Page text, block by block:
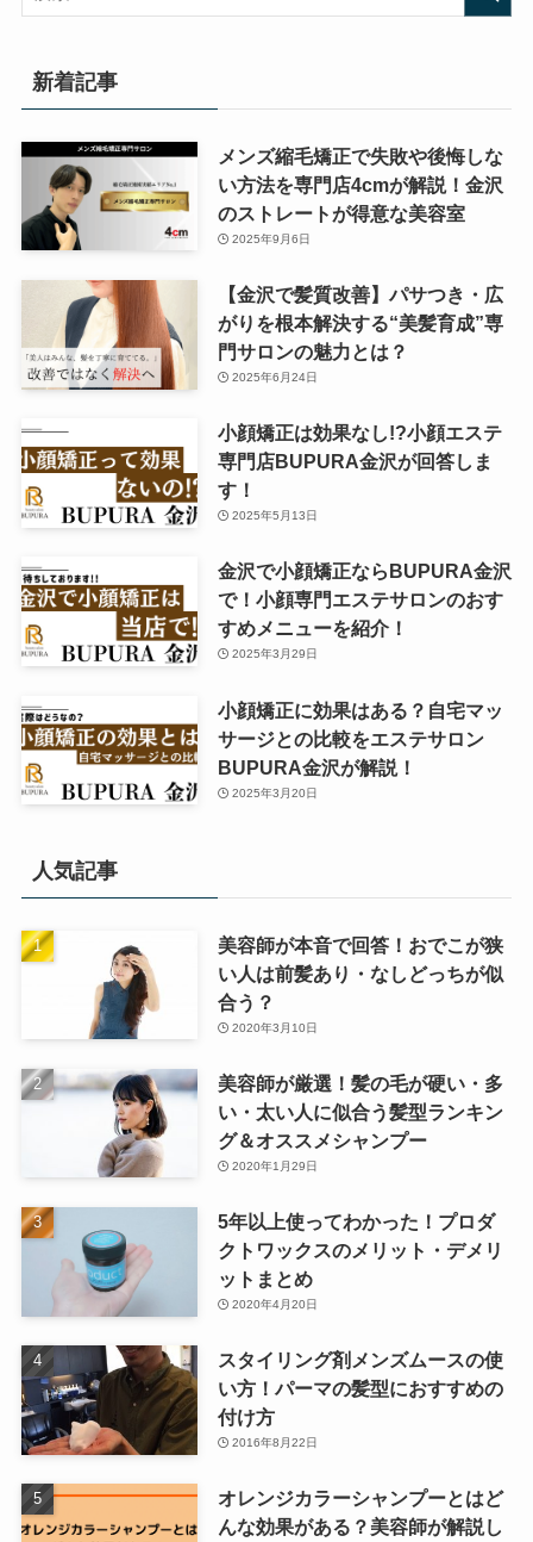
新着記事
メンズ縮毛矯正で失敗や後悔しな
い方法を専門店4cmが解説！金沢
のストレートが得意な美容室
2025年9月6日
【金沢で髪質改善】パサつき・広
がりを根本解決する“美髪育成”専
門サロンの魅力とは？
2025年6月24日
小顔矯正は効果なし!?小顔エステ
専門店BUPURA金沢が回答しま
す！
2025年5月13日
金沢で小顔矯正ならBUPURA金沢
で！小顔専門エステサロンのおす
すめメニューを紹介！
2025年3月29日
小顔矯正に効果はある？自宅マッ
サージとの比較をエステサロン
BUPURA金沢が解説！
2025年3月20日
人気記事
美容師が本音で回答！おでこが狭
い人は前髪あり・なしどっちが似
合う？
2020年3月10日
美容師が厳選！髪の毛が硬い・多
い・太い人に似合う髪型ランキン
グ＆オススメシャンプー
2020年1月29日
5年以上使ってわかった！プロダ
クトワックスのメリット・デメリ
ットまとめ
2020年4月20日
スタイリング剤メンズムースの使
い方！パーマの髪型におすすめの
付け方
2016年8月22日
オレンジカラーシャンプーとはど
んな効果がある？美容師が解説し